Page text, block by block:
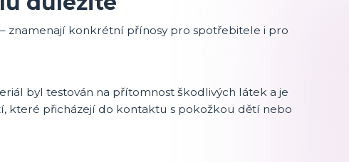
znamenají konkrétní přínosy pro spotřebitele i pro
byl testován na přítomnost škodlivých látek a je
které přicházejí do kontaktu s pokožkou dětí nebo